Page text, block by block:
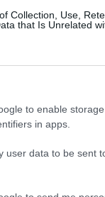
Collection, Use,
that Is Unrelated
to enable
in apps.
user data to be sent